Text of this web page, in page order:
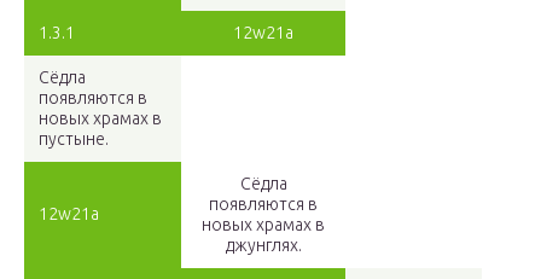
1.3.1 12w21a
Сёдла
появляются в
новых храмах в
пустыне.
12w21a
Сёдла
появляются в
новых храмах в
джунглях.